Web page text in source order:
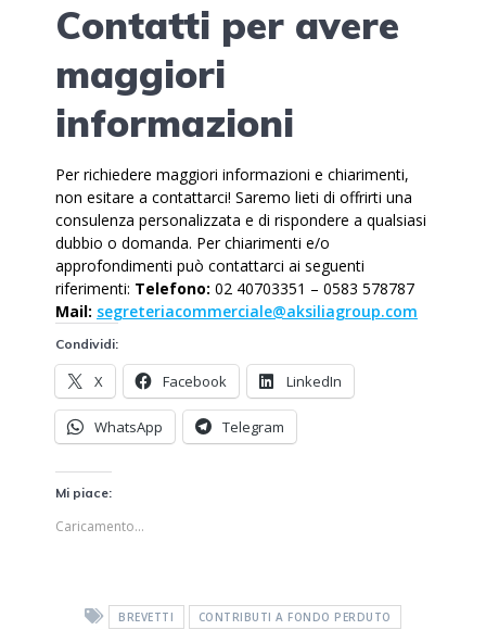
Contatti per avere
maggiori
informazioni
Per richiedere maggiori informazioni e chiarimenti,
non esitare a contattarci! Saremo lieti di offrirti una
consulenza personalizzata e di rispondere a qualsiasi
dubbio o domanda. Per chiarimenti e/o
approfondimenti può contattarci ai seguenti
riferimenti: Telefono: 02 40703351 – 0583 578787
Mail: segreteriacommerciale@aksiliagroup.com
Condividi:
X Facebook LinkedIn
WhatsApp Telegram
Mi piace:
Caricamento...
BREVETTI
CONTRIBUTI A FONDO PERDUTO